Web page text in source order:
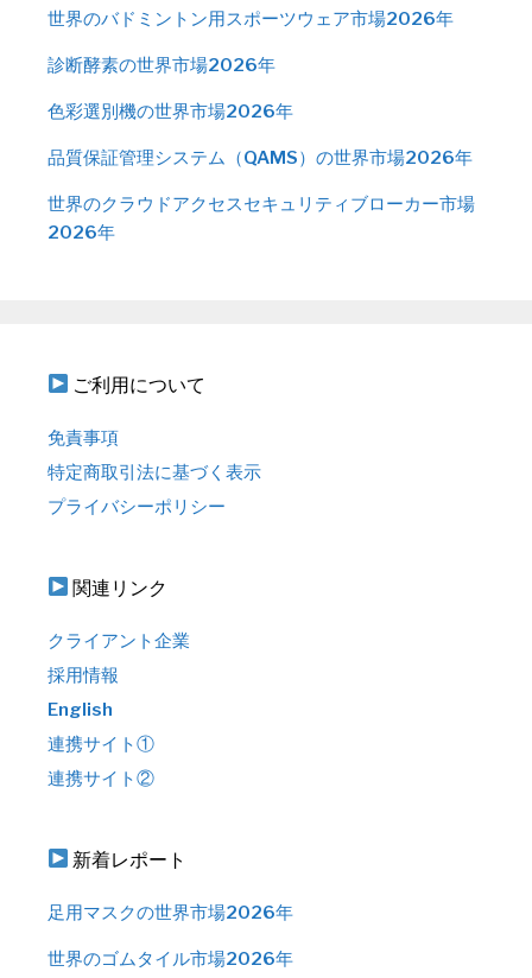
世界のバドミントン用スポーツウェア市場2026年
診断酵素の世界市場2026年
色彩選別機の世界市場2026年
品質保証管理システム（QAMS）の世界市場2026年
世界のクラウドアクセスセキュリティブローカー市場
2026年
ご利用について
免責事項
特定商取引法に基づく表示
プライバシーポリシー
関連リンク
クライアント企業
採用情報
English
連携サイト①
連携サイト②
新着レポート
足用マスクの世界市場2026年
世界のゴムタイル市場2026年